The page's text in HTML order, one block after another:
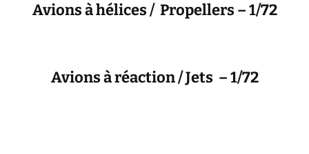
Avions à hélices / Propellers – 1/72
Avions à réaction / Jets – 1/72